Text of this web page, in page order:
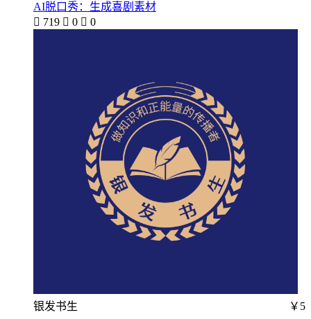
AI脱口秀：生成喜剧素材
 719  0  0
银发书生 ￥5